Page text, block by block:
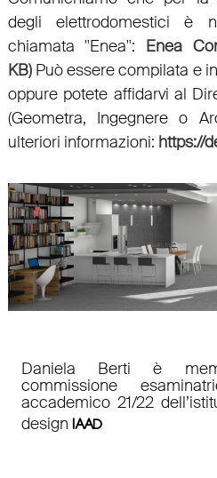
degli elettrodomestici è
chiamata "Enea": Enea
KB) Può essere compilata e
oppure potete affidarvi al
(Geometra, Ingegnere o
ulteriori informazioni: https://
Daniela Berti è
commissione
accademico 21/22
design IAAD